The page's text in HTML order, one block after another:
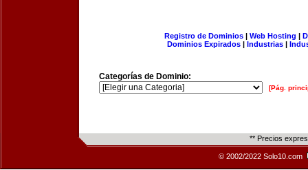
Registro de Dominios| Web Hosting |
Dominios Expirados | Industrias |
Categorías de Dominio:
[Pág.
** Precios
© 2002/2022 Solo10.com